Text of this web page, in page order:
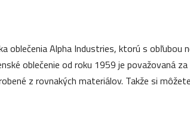
oblečenia Alpha Industries, ktorú s obľubou
oblečenie od roku 1959 je považovaná
z rovnakých materiálov. Takže si